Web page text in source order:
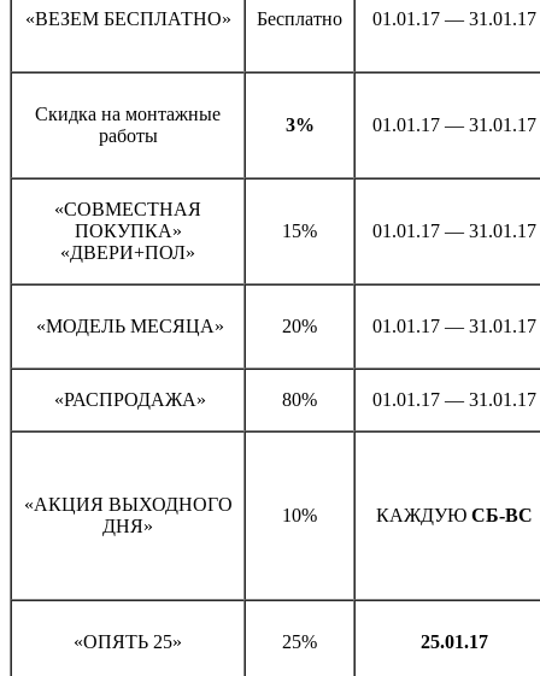
«ВЕЗЕМ БЕСПЛАТНО» Бесплатно 01.01.17 — 31.01.17
Скидка на монтажные
работы
3% 01.01.17 — 31.01.17
«СОВМЕСТНАЯ
ПОКУПКА»
«ДВЕРИ+ПОЛ»
15% 01.01.17 — 31.01.17
«МОДЕЛЬ МЕСЯЦА» 20% 01.01.17 — 31.01.17
«РАСПРОДАЖА» 80% 01.01.17 — 31.01.17
«АКЦИЯ ВЫХОДНОГО
ДНЯ»
10% КАЖДУЮ СБ-ВС
«ОПЯТЬ 25» 25% 25.01.17